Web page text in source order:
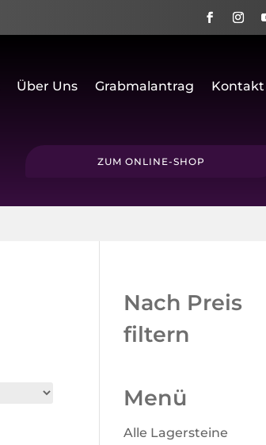
Über Uns Grabmalantrag Kontakt
ZUM ONLINE-SHOP
Nach Preis
filtern
Menü
Alle Lagersteine